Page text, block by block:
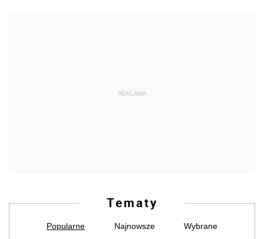
REKLAMA
Tematy
Popularne Najnowsze Wybrane